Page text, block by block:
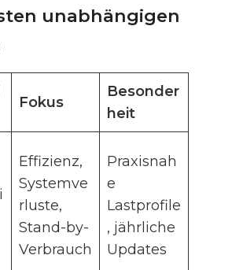
unabhängigen
Fokus
Besonder
heit
Effizienz,
Systemve
rluste,
Stand-by-
Verbrauch
Praxisnah
e
Lastprofile
, jährliche
Updates